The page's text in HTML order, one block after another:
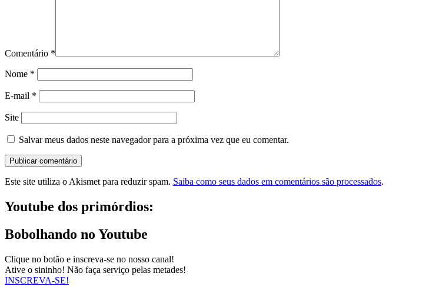
Comentário *
Nome *
E-mail *
Site
Salvar meus dados neste navegador para a próxima vez que eu comentar.
Este site utiliza o Akismet para reduzir spam. Saiba como seus dados em comentários são processados.
Youtube dos primórdios:
Bobolhando no Youtube
Clique no botão e inscreva-se no nosso canal!
Ative o sininho! Não faça serviço pelas metades!
INSCREVA-SE!